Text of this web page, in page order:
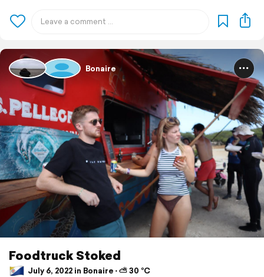
Bonaire
Foodtruck Stoked
July 6, 2022 in Bonaire ⋅ ⛅ 30 °C